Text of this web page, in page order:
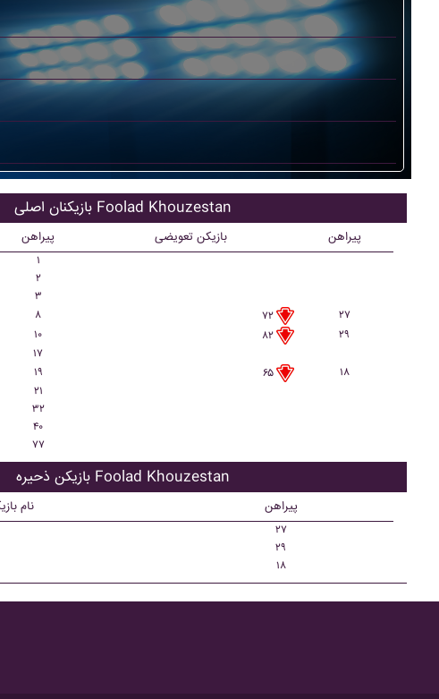
بازیکنان اصلی Foolad Khouzestan
پیراهن بازیکن تعویضی پیراهن
۱
۲
۳
۸
۷۲
۲۷
۱۰
۸۲
۲۹
۱۷
۱۹
۶۵
۱۸
۲۱
۳۲
۴۰
۷۷
بازیکن ذحیره Foolad Khouzestan
نام پیراهن
۲۷
۲۹
۱۸